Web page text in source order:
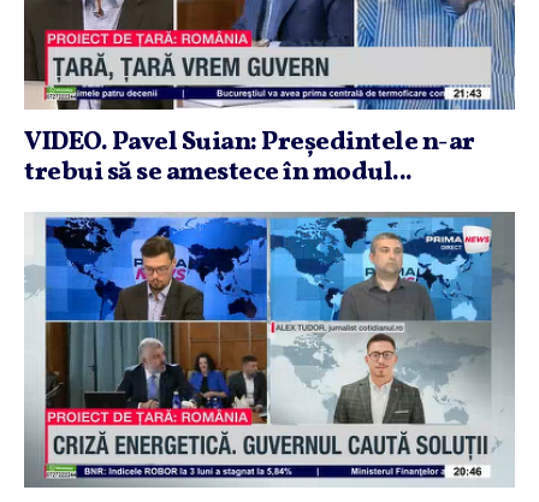
VIDEO. Pavel Suian: Preşedintele n-ar
trebui să se amestece în modul...